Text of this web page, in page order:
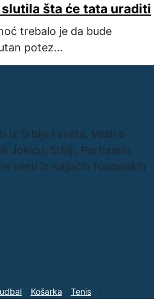
šta će tata uraditi
trebalo je da bude
potez...
iz Srbije i sveta. Vesti o
Jokiću, Srbiji, Partizanu,
vesti iz najjačih fudbalskih
Košarka Tenis